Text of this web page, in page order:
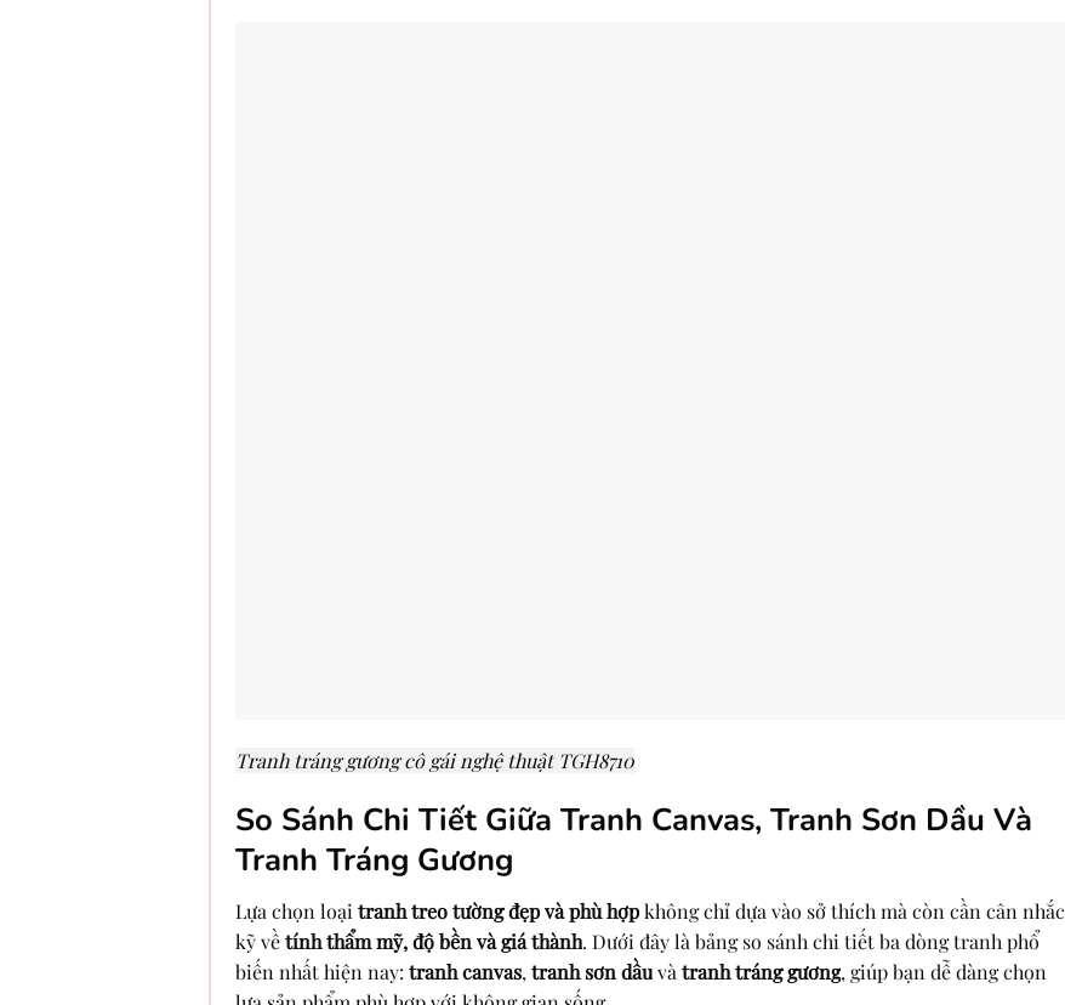
Tranh tráng gương cô gái nghệ thuật TGH8710
So Sánh Chi Tiết Giữa Tranh Canvas, Tranh Sơn Dầu Và
Tranh Tráng Gương
Lựa chọn loạitranh treo tường đẹp và phù hợpkhông chỉ dựa vào sở thích mà còn cần cân nhắc
kỹ vềtính thẩm mỹ, độ bền và giá thành. Dưới đây là bảng so sánh chi tiết ba dòng tranh phổ
biến nhất hiện nay: tranh canvas,tranh sơn dầuvàtranh tráng gương, giúp bạn dễ dàng chọn